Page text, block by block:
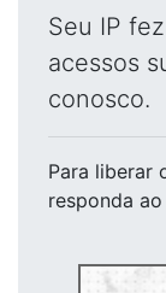
Seu IP
acessos
conosco.
Para liberar
responda